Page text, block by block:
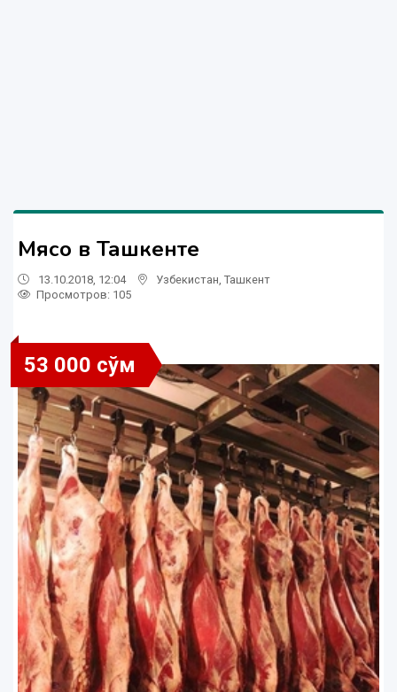
Мясо в Ташкенте
13.10.2018, 12:04 Узбекистан Ташкент
Просмотров: 105
53 000 сўм